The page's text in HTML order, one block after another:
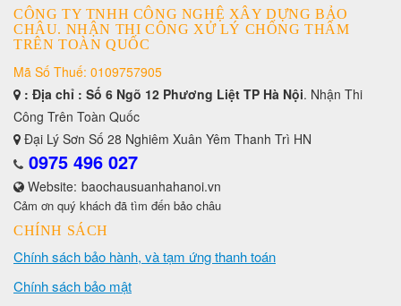
CÔNG TY TNHH CÔNG NGHỆ XÂY DỰNG BẢO
CHÂU. NHẬN THI CÔNG XỬ LÝ CHỐNG THẤM
TRÊN TOÀN QUỐC
Mã Số Thuế: 0109757905
: Địa chỉ : Số 6 Ngõ 12 Phương Liệt TP Hà Nội. Nhận Thi
Công Trên Toàn Quốc
Đại Lý Sơn Số 28 Nghiêm Xuân Yêm Thanh Trì HN
0975 496 027
Website: baochausuanhahanoi.vn
Cảm ơn quý khách đã tìm đến bảo châu
CHÍNH SÁCH
Chính sách bảo hành, và tạm ứng thanh toán
Chính sách bảo mật